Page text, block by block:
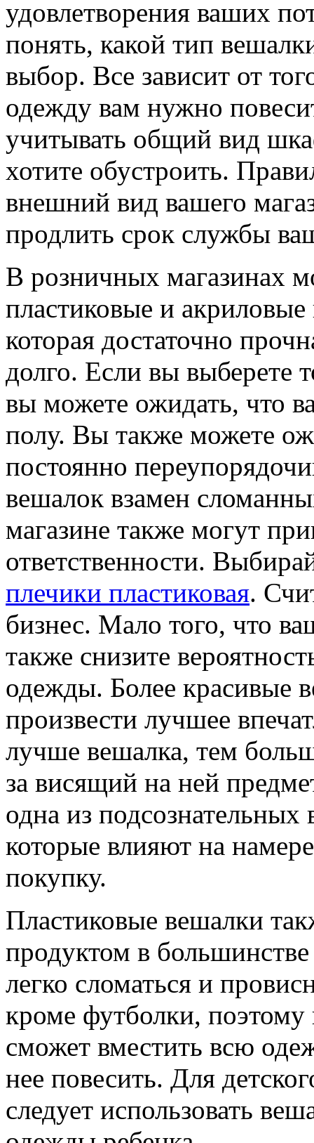
удовлетворения ваших
понять, какой тип
выбор. Все зависит от
одежду вам нужно
учитывать общий вид
хотите обустроить.
внешний вид вашего
продлить срок службы
В розничных магазинах
пластиковые и
которая достаточно
долго. Если вы выберете
вы можете ожидать, что
полу. Вы также можете
постоянно
вешалок взамен
магазине также могут
ответственности.
плечики пластиковая.
бизнес. Мало того, что
также снизите
одежды. Более красивые
произвести лучшее
лучше вешалка, тем
за висящий на ней
одна из
которые влияют на
покупку.
Пластиковые вешалки
продуктом в
легко сломаться и
кроме футболки, поэтому
сможет вместить всю
нее повесить. Для
следует использовать